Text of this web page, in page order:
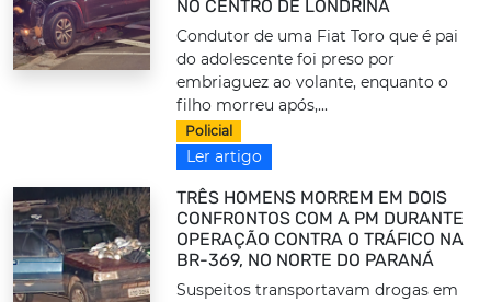
NO CENTRO DE LONDRINA
Condutor de uma Fiat Toro que é pai
do adolescente foi preso por
embriaguez ao volante, enquanto o
filho morreu após,...
Policial
Ler artigo
TRÊS HOMENS MORREM EM DOIS
CONFRONTOS COM A PM DURANTE
OPERAÇÃO CONTRA O TRÁFICO NA
BR-369, NO NORTE DO PARANÁ
Suspeitos transportavam drogas em